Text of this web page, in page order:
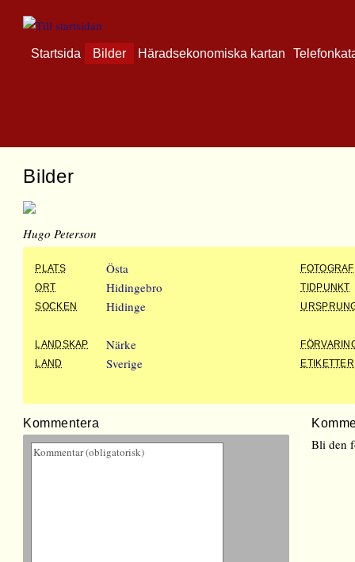
Startsida Bilder Häradsekonomiska kartan
Bilder
Hugo Peterson
PLATS Östa
FOTOGRAF
ORT
Hidingebro
TIDPUNKT
SOCKEN
Hidinge
LANDSKAP Närke
LAND
Sverige ETIKETTER
Kommentera
Bli den